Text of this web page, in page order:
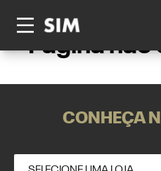
Página
CONHEÇA